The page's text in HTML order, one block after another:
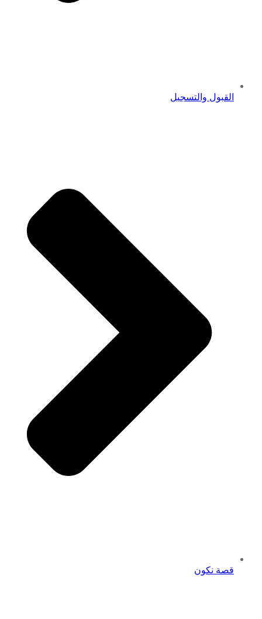
القبول والتسجيل
قصة نكون